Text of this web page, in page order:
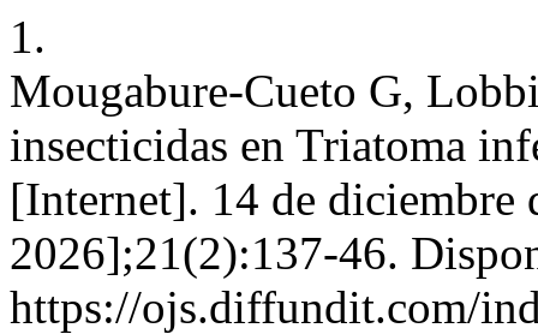
1.
Mougabure-Cueto G,
insecticidas en Triatoma
[Internet]. 14 de diciembre
2026];21(2):137-46.
https://ojs.diffundit.com/